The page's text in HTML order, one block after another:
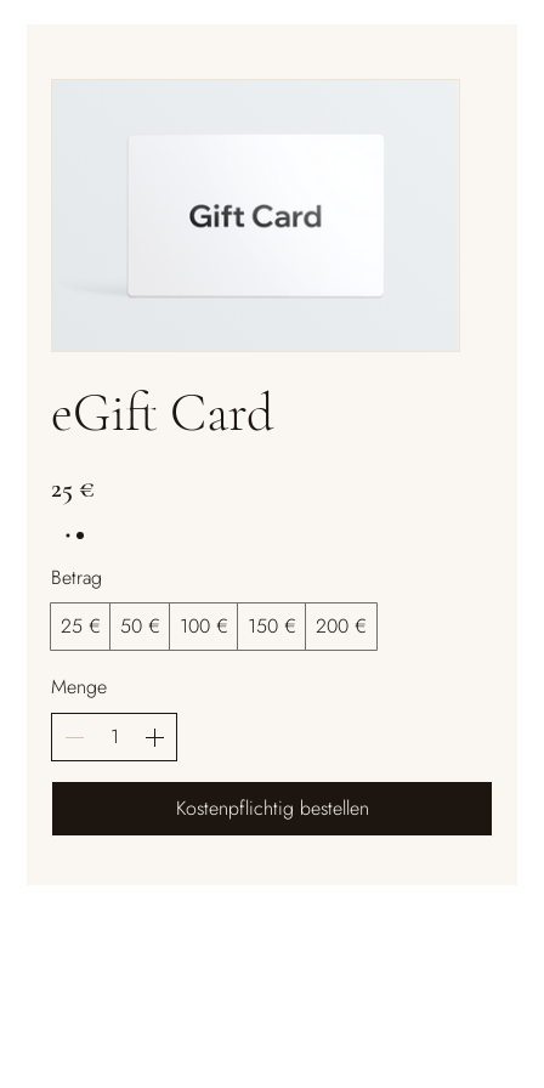
eGift Card
25 €
Betrag
25 €
50 € 100 € 150 € 200 €
Menge
Kostenpflichtig bestellen